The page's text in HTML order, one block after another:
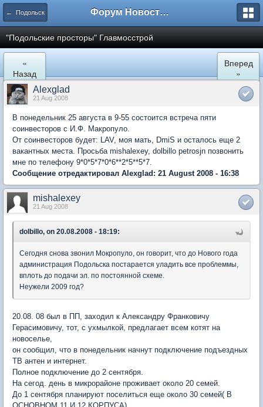
← Подольск Форум Новостройки
"Подольские просторы" Главмосстрой
«
Назад
Вперед
»
Alexglad
21 Aug 2008
В понедельник 25 августа в 9-55 состоится встреча пяти
соинвесторов с И.Ф. Макропуло.
От соинвесторов будет: LAV, моя мать, DmiS и осталось еще 2
вакантных места. Просьба mishalexey, dolbillo petrosjn позвонить
мне по телефону 9*0*5*7*0*6**2*5**5*7.
Сообщение отредактировал Alexglad: 21 August 2008 - 16:38
mishalexey
21 Aug 2008
dolbillo, on 20.08.2008 - 18:19:
Сегодня снова звонил Мокропуло, он говорит, что до Нового года
администрация Подольска постарается уладить все проблеммы,
вплоть до подачи эл. по постоянной схеме.
Неужели 2009 год?
20.08. 08 был в ПП, заходил к Александру Франковичу
Герасимовичу, тот, с ухмылкой, предлагает всем котят на
новоселье,
он сообщил, что в понедельник начнут подключение подъездных
ТВ антен и интернет.
Полное подключение до 2 сентября.
На сегод. день в микрорайоне проживает около 20 семей.
До 1 сентября планируют поселиться еще около 30 семей( В